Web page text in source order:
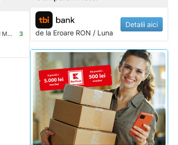
Premium Store Bucuresti - Stefan cel Mare 3 de la Eroare RON / Luna
Detalii aici